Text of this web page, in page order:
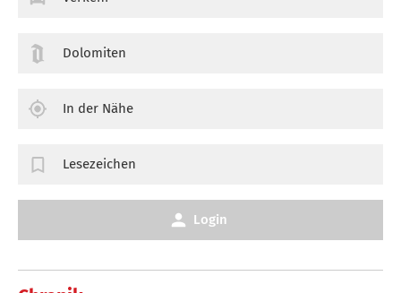
Dolomiten
In der Nähe
Lesezeichen
Login